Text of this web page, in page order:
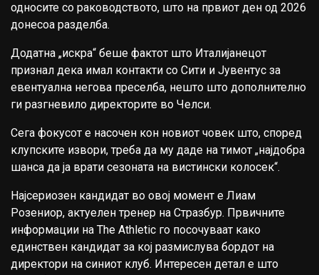
односите со раководството, што на првиот ден од 2026
донесоа разделба.
Додатна „искра“ беше фактот што Италијанецот
признал дека имал контакти со Сити и Јувентус за
евентуална негова преселба, нешто што дополнително
ги разгневило директорите во Челси.
Сега фокусот е насочен кон новиот човек што, според
клупските извори, треба да му даде на тимот „најдобра
шанса да ја врати сезоната на вистински колосек“.
Најсериозен кандидат во овој момент е Лиам
Розениор, актуелен тренер на Стразбур. Првичните
информации на The Athletic го посочуваат како
единствен кандидат за кој размислува бордот на
директори на синиот клуб. Интересен детал е што